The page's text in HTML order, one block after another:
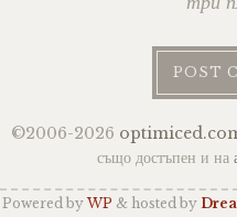
©2006-2026
също достъпен и на
Powered by WP & hosted by